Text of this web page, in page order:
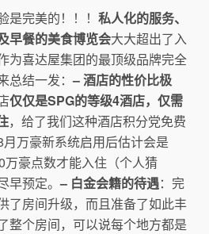
完美的！！！ 私人化的服务、
早餐的美食博览会大大超出了入
为喜达屋集团的最顶级品牌完全
总结一发：– 酒店的性价比极
仅仅是SPG的等级4酒店，仅需
，给了我们这种酒店积分党免费
万豪新系统启用后估计会是
豪点数才能入住（个人猜
早预定。– 白金会籍的待遇：完
了房间升级，而且准备了如此丰
整个房间，可以说每个地方都是